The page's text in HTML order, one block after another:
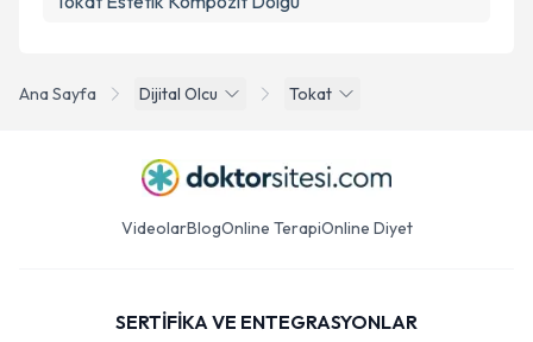
Ana Sayfa Dijital Olcu Tokat
VideolarBlogOnline TerapiOnline Diyet
SERTİFİKA VE ENTEGRASYONLAR